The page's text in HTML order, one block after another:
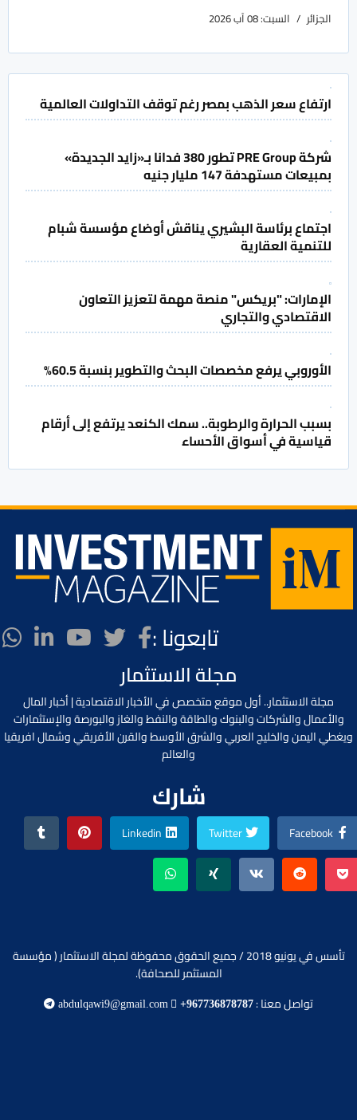
الجزائر السبت: 08 آب 2026
ارتفاع سعر الذهب بمصر رغم توقف التداولات العالمية
شركة PRE Group تطور 380 فدانا بـ«زايد الجديدة»
بمبيعات مستهدفة 147 مليار جنيه
اجتماع برئاسة البشيري يناقش أوضاع مؤسسة شبام
للتنمية العقارية
الإمارات: "بريكس" منصة مهمة لتعزيز التعاون
الاقتصادي والتجاري
الأوروبي يرفع مخصصات البحث والتطوير بنسبة 60.5%
بسبب الحرارة والرطوبة.. سمك الكنعد يرتفع إلى أرقام
قياسية في أسواق الأحساء
تابعونا :
مجلة الاستثمار
مجلة الاستثمار.. أول موقع متخصص في الأخبار الاقتصادية | أخبار المال
والأعمال والشركات والبنوك والطاقة والنفط والغاز والبورصة والإستثمارات
ويغطي اليمن والخليج العربي والشرق الأوسط والقرن الأفريقي وشمال افريقيا
والعالم
شارك
Facebook
Twitter
Linkedin
تأسس في يونيو 2018 / جميع الحقوق محفوظة لمجلة الاستثمار ( مؤسسة
المستثمر للصحافة).
تواصل معنا : +967736878787
abdulqawi9@gmail.com